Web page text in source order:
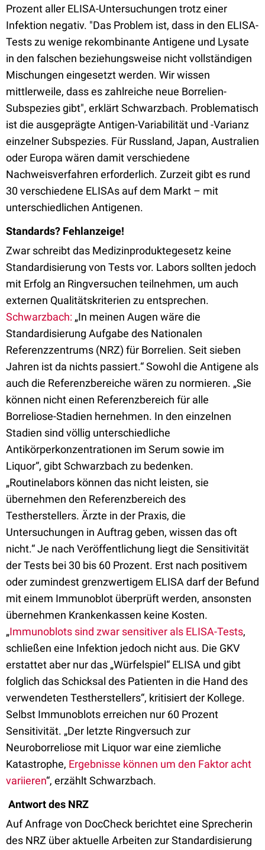
Prozent aller ELISA-Untersuchungen trotz einer
Infektion negativ. "Das Problem ist, dass in den ELISA-
Tests zu wenige rekombinante Antigene und Lysate
in den falschen beziehungsweise nicht vollständigen
Mischungen eingesetzt werden. Wir wissen
mittlerweile, dass es zahlreiche neue Borrelien-
Subspezies gibt", erklärt Schwarzbach. Problematisch
ist die ausgeprägte Antigen-Variabilität und -Varianz
einzelner Subspezies. Für Russland, Japan, Australien
oder Europa wären damit verschiedene
Nachweisverfahren erforderlich. Zurzeit gibt es rund
30 verschiedene ELISAs auf dem Markt – mit
unterschiedlichen Antigenen.
Standards? Fehlanzeige!
Zwar schreibt das Medizinproduktegesetz keine
Standardisierung von Tests vor. Labors sollten jedoch
mit Erfolg an Ringversuchen teilnehmen, um auch
externen Qualitätskriterien zu entsprechen.
Schwarzbach: „In meinen Augen wäre die
Standardisierung Aufgabe des Nationalen
Referenzzentrums (NRZ) für Borrelien. Seit sieben
Jahren ist da nichts passiert.“ Sowohl die Antigene als
auch die Referenzbereiche wären zu normieren. „Sie
können nicht einen Referenzbereich für alle
Borreliose-Stadien hernehmen. In den einzelnen
Stadien sind völlig unterschiedliche
Antikörperkonzentrationen im Serum sowie im
Liquor“, gibt Schwarzbach zu bedenken.
„Routinelabors können das nicht leisten, sie
übernehmen den Referenzbereich des
Testherstellers. Ärzte in der Praxis, die
Untersuchungen in Auftrag geben, wissen das oft
nicht.“ Je nach Veröffentlichung liegt die Sensitivität
der Tests bei 30 bis 60 Prozent. Erst nach positivem
oder zumindest grenzwertigem ELISA darf der Befund
mit einem Immunoblot überprüft werden, ansonsten
übernehmen Krankenkassen keine Kosten.
„Immunoblots sind zwar sensitiver als ELISA-Tests,
schließen eine Infektion jedoch nicht aus. Die GKV
erstattet aber nur das „Würfelspiel“ ELISA und gibt
folglich das Schicksal des Patienten in die Hand des
verwendeten Testherstellers“, kritisiert der Kollege.
Selbst Immunoblots erreichen nur 60 Prozent
Sensitivität. „Der letzte Ringversuch zur
Neuroborreliose mit Liquor war eine ziemliche
Katastrophe, Ergebnisse können um den Faktor acht
variieren“, erzählt Schwarzbach.
Antwort des NRZ
Auf Anfrage von DocCheck berichtet eine Sprecherin
des NRZ über aktuelle Arbeiten zur Standardisierung